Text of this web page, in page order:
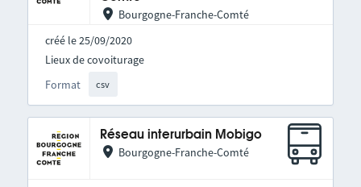
Bourgogne-Franche-Comté
créé le 25/09/2020
Format csv
Lieux de covoiturage
Réseau interurbain Mobigo
Bourgogne-Franche-Comté